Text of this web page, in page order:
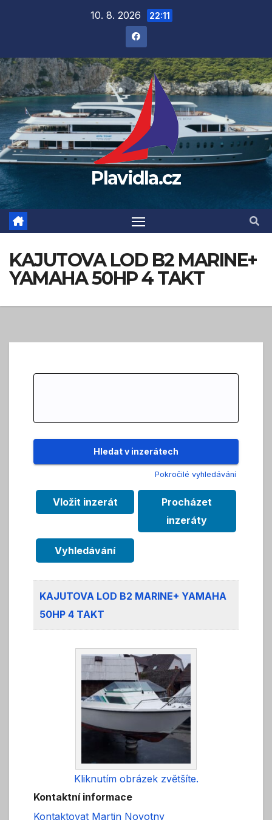
10. 8. 2026 22:11
Plavidla.cz
KAJUTOVA LOD B2 MARINE+
YAMAHA 50HP 4 TAKT
Pokročilé vyhledávání
Vložit inzerát
Procházet
inzeráty
Vyhledávání
KAJUTOVA LOD B2 MARINE+ YAMAHA
50HP 4 TAKT
Kliknutím obrázek zvětšíte.
Kontaktní informace
Kontaktovat Martin Novotny